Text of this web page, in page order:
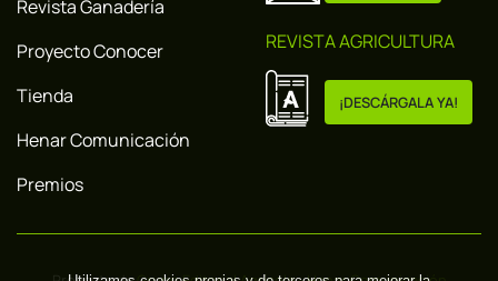
Revista Ganadería
Proyecto Conocer
Tienda
Henar Comunicación
Premios
REVISTA AGRICULTURA
¡DESCÁRGALA YA!